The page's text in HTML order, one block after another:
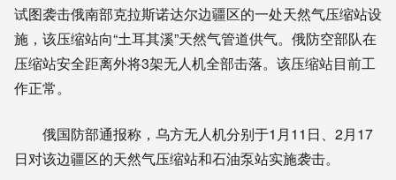
试图袭击俄南部克拉斯诺达尔边疆区的一处天然气压缩站设
施，该压缩站向“土耳其溪”天然气管道供气。俄防空部队在
压缩站安全距离外将3架无人机全部击落。该压缩站目前工
作正常。
俄国防部通报称，乌方无人机分别于1月11日、2月17
日对该边疆区的天然气压缩站和石油泵站实施袭击。